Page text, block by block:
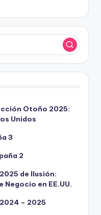
Otoño 2025:
Unidos
3
2
de Ilusión:
en EE.UU.
– 2025